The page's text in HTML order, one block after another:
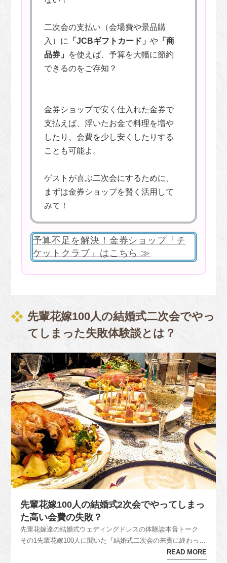
二次会の支払い（会場費や景品購
入）に
「JCBギフトカード」や 「商
品券」 を使えば、予算を大幅に節約
できるのをご存知？
金券ショップで安く仕入れた金券で
支払えば、浮いたお金で料理を増や
したり、会費を少し安くしたりする
ことも可能よ。
ゲストが喜ぶ二次会にするために、
まずは金券ショップを賢く活用して
みて！
予算不足を解決！金券ショップ「チ
ケットクラブ」はこちら ≫
先輩花嫁100人の結婚式二次会でやっ
てしまった失敗体験談とは？
先輩花嫁100人の結婚式2次会でやってしまっ
た高い会費の失敗？
先輩花嫁達の結婚式ウェディングドレスの体験談本音トーク
その1先輩花嫁100人に聞いた『結婚式二次会の来賓に終わって
から言われて後悔したこと』のアンケート結果では、 結婚式二
READ MORE